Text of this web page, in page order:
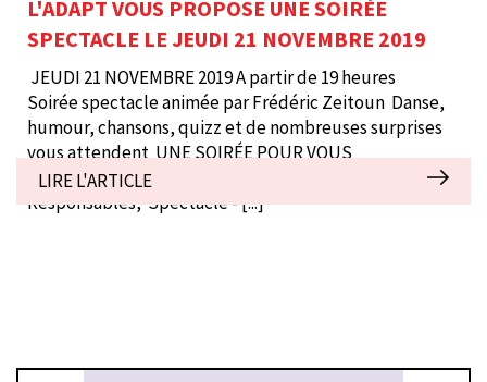
L'ADAPT VOUS PROPOSE UNE SOIRÉE
SPECTACLE LE JEUDI 21 NOVEMBRE 2019
JEUDI 21 NOVEMBRE 2019 A partir de 19 heures
Soirée spectacle animée par Frédéric Zeitoun Danse,
humour, chansons, quizz et de nombreuses surprises
vous attendent UNE SOIRÉE POUR VOUS
SURPRENDRE Pour les Entreprises Engagées et
Responsables, Spectacle -[...]
LIRE L'ARTICLE